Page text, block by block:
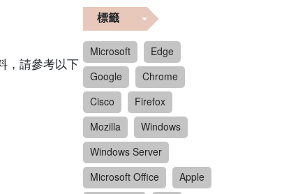
，請參考以下
標籤
Microsoft
Edge
Google
Chrome
Cisco
Firefox
Mozilla
Windows
Windows Server
Microsoft Office
Apple